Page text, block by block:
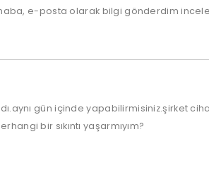
e-posta olarak bilgi gönderdim
gün içinde yapabilirmisiniz.şirket
bir sıkıntı yaşarmıyım?